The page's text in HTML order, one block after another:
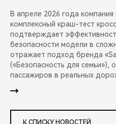
В апреле 2026 года
комплексный краш-тест
подтверждает
безопасности модели в
отражает подход бренда
(«Безопасность для семьи»),
пассажиров в реальных
К СПИСКУ НОВОСТЕЙ